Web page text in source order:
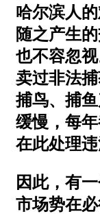
哈尔滨人
随之产生
也不容忽
卖过非法
捕鸟、捕
缓慢，每
在此处理违
因此，有
市场势在